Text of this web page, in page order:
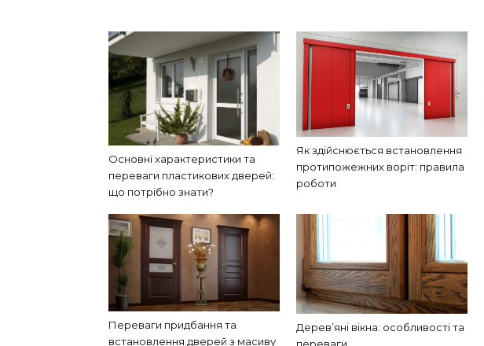
Основні характеристики та
переваги пластикових дверей:
що потрібно знати?
Як здійснюється встановлення
протипожежних воріт: правила
роботи
Переваги придбання та
встановлення дверей з масиву
Дерев’яні вікна: особливості та